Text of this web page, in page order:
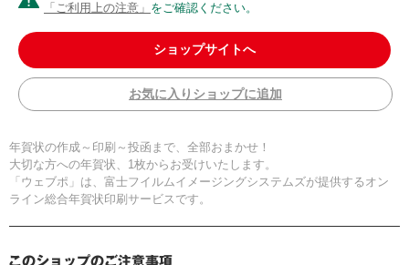
「ご利用上の注意」 をご確認ください。
ショップサイトへ
お気に入りショップに追加
年賀状の作成～印刷～投函まで、全部おまかせ！
大切な方への年賀状、1枚からお受けいたします。
「ウェブポ」は、富士フイルムイメージングシステムズが提供するオン
ライン総合年賀状印刷サービスです。